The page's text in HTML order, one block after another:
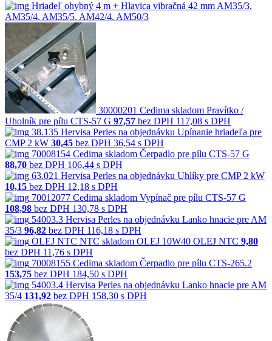
Hriadeľ ohybný 4 m + Hlavica vibračná 42 mm AM35/3,
AM35/4, AM35/5, AM42/4, AM50/3
30000201 Cedima skladom Pravítko /
Uholník pre pílu CTS-57 G 97,57 bez DPH 117,08 s DPH
38.135 Hervisa Perles na objednávku Upínanie hriadeľa pre
CMP 2 kW 30,45 bez DPH 36,54 s DPH
70008154 Cedima skladom Čerpadlo pre pílu CTS-57 G
88,70 bez DPH 106,44 s DPH
63.021 Hervisa Perles na objednávku Uhlíky pre CMP 2 kW
10,15 bez DPH 12,18 s DPH
70012077 Cedima skladom Vypínač pre pílu CTS-57 G
108,98 bez DPH 130,78 s DPH
54003.3 Hervisa Perles na objednávku Lanko hnacie pre AM
35/3 96,82 bez DPH 116,18 s DPH
OLEJ NTC NTC skladom OLEJ 10W40 OLEJ NTC 9,80
bez DPH 11,76 s DPH
70008155 Cedima skladom Čerpadlo pre pílu CTS-265.2
153,75 bez DPH 184,50 s DPH
54003.4 Hervisa Perles na objednávku Lanko hnacie pre AM
35/4 131,92 bez DPH 158,30 s DPH